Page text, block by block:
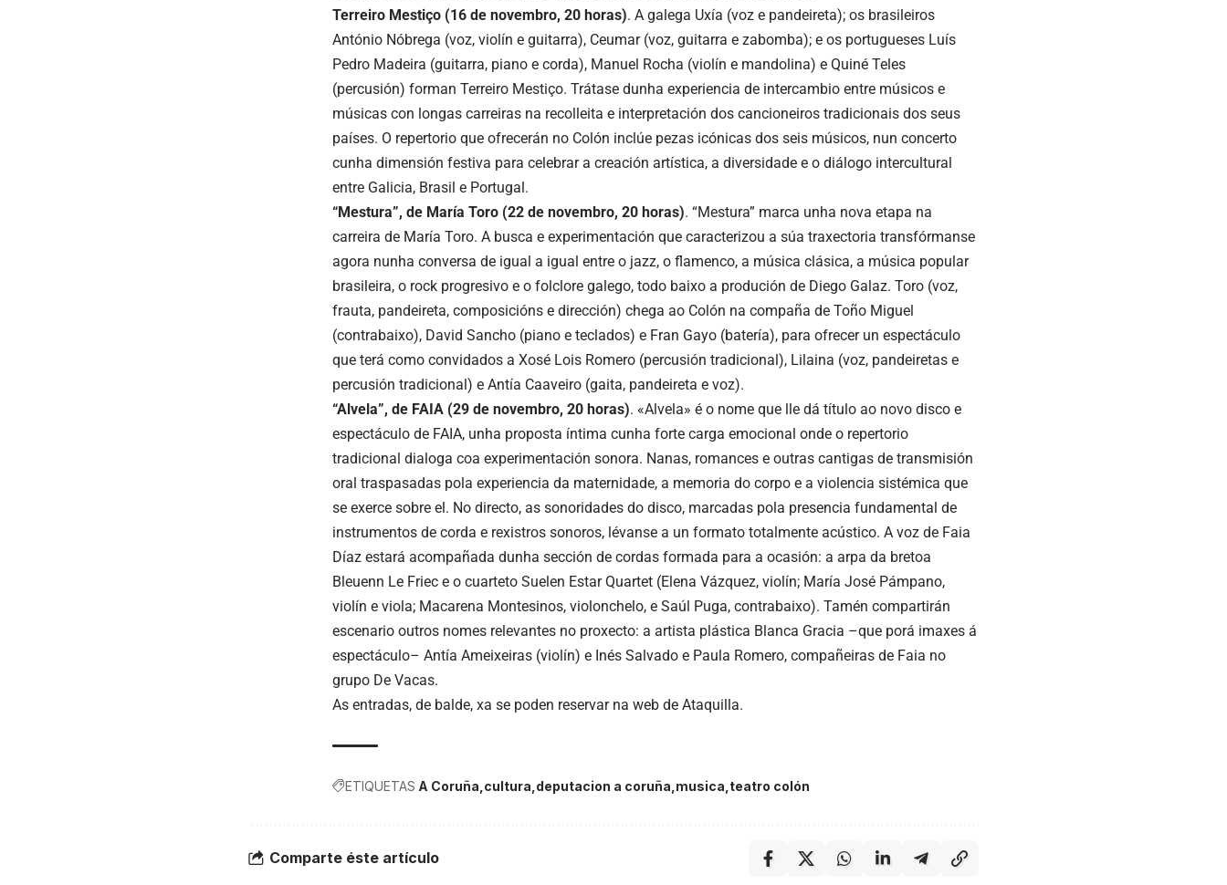
Terreiro Mestiço (16 de novembro, 20 horas). A galega Uxía (voz e pandeireta); os brasileiros
António Nóbrega (voz, violín e guitarra), Ceumar (voz, guitarra e zabomba); e os portugueses Luís
Pedro Madeira (guitarra, piano e corda), Manuel Rocha (violín e mandolina) e Quiné Teles
(percusión) forman Terreiro Mestiço. Trátase dunha experiencia de intercambio entre músicos e
músicas con longas carreiras na recolleita e interpretación dos cancioneiros tradicionais dos seus
países. O repertorio que ofrecerán no Colón inclúe pezas icónicas dos seis músicos, nun concerto
cunha dimensión festiva para celebrar a creación artística, a diversidade e o diálogo intercultural
entre Galicia, Brasil e Portugal.
“Mestura”, de María Toro (22 de novembro, 20 horas). “Mestura” marca unha nova etapa na
carreira de María Toro. A busca e experimentación que caracterizou a súa traxectoria transfórmanse
agora nunha conversa de igual a igual entre o jazz, o flamenco, a música clásica, a música popular
brasileira, o rock progresivo e o folclore galego, todo baixo a produción de Diego Galaz. Toro (voz,
frauta, pandeireta, composicións e dirección) chega ao Colón na compaña de Toño Miguel
(contrabaixo), David Sancho (piano e teclados) e Fran Gayo (batería), para ofrecer un espectáculo
que terá como convidados a Xosé Lois Romero (percusión tradicional), Lilaina (voz, pandeiretas e
percusión tradicional) e Antía Caaveiro (gaita, pandeireta e voz).
“Alvela”, de FAIA (29 de novembro, 20 horas). «Alvela» é o nome que lle dá título ao novo disco e
espectáculo de FAIA, unha proposta íntima cunha forte carga emocional onde o repertorio
tradicional dialoga coa experimentación sonora. Nanas, romances e outras cantigas de transmisión
oral traspasadas pola experiencia da maternidade, a memoria do corpo e a violencia sistémica que
se exerce sobre el. No directo, as sonoridades do disco, marcadas pola presencia fundamental de
instrumentos de corda e rexistros sonoros, lévanse a un formato totalmente acústico. A voz de Faia
Díaz estará acompañada dunha sección de cordas formada para a ocasión: a arpa da bretoa
Bleuenn Le Friec e o cuarteto Suelen Estar Quartet (Elena Vázquez, violín; María José Pámpano,
violín e viola; Macarena Montesinos, violonchelo, e Saúl Puga, contrabaixo). Tamén compartirán
escenario outros nomes relevantes no proxecto: a artista plástica Blanca Gracia –que porá imaxes á
espectáculo– Antía Ameixeiras (violín) e Inés Salvado e Paula Romero, compañeiras de Faia no
grupo De Vacas.
As entradas, de balde, xa se poden reservar na web de Ataquilla.
ETIQUETAS A Coruña cultura deputacion a coruña musica teatro colón
Comparte éste artículo